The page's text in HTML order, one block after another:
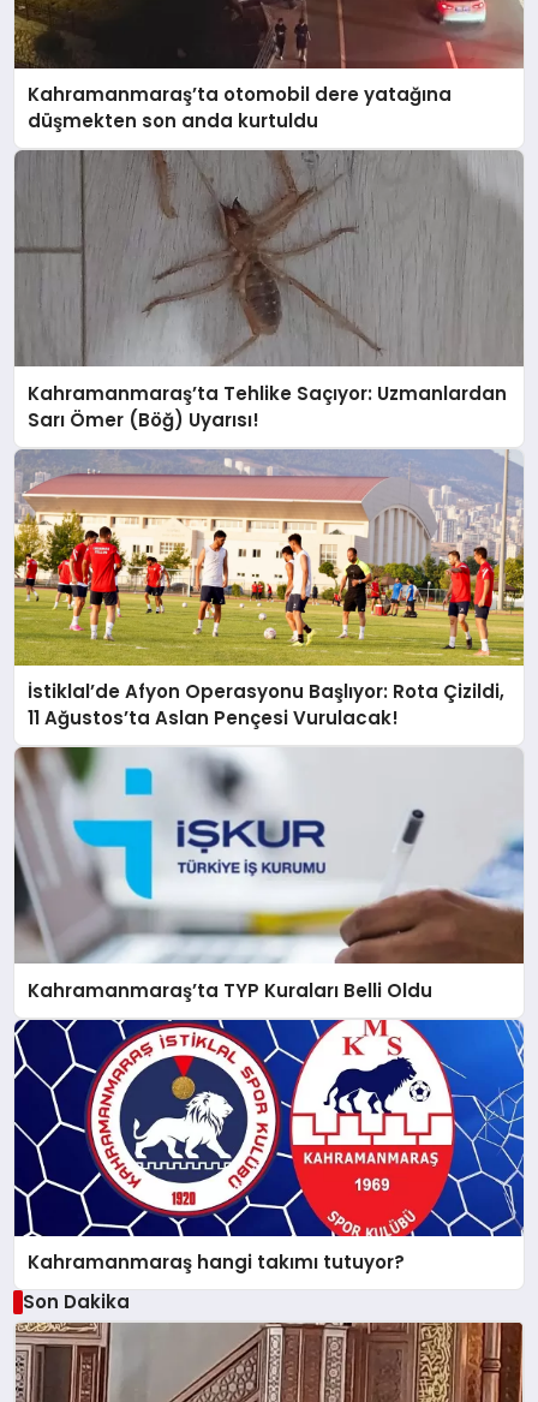
Kahramanmaraş’ta otomobil dere yatağına
düşmekten son anda kurtuldu
Kahramanmaraş’ta Tehlike Saçıyor: Uzmanlardan
Sarı Ömer (Böğ) Uyarısı!
İstiklal’de Afyon Operasyonu Başlıyor: Rota Çizildi,
11 Ağustos’ta Aslan Pençesi Vurulacak!
Kahramanmaraş’ta TYP Kuraları Belli Oldu
Kahramanmaraş hangi takımı tutuyor?
Son Dakika